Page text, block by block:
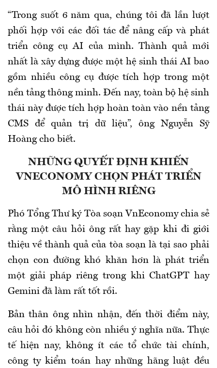
“Trong suốt 6 năm qua, chúng tôi đã lần lượt
phối hợp với các đối tác để nâng cấp và phát
triển công cụ AI của mình. Thành quả mới
nhất là xây dựng được một hệ sinh thái AI bao
gồm nhiều công cụ được tích hợp trong một
nền tảng thông minh. Đến nay, toàn bộ hệ sinh
thái này được tích hợp hoàn toàn vào nền tảng
CMS để quản trị dữ liệu”, ông Nguyễn Sỹ
Hoàng cho biết.
NHỮNG QUYẾT ĐỊNH KHIẾN
VNECONOMY CHỌN PHÁT TRIỂN
MÔ HÌNH RIÊNG
Phó Tổng Thư ký Tòa soạn VnEconomy chia sẻ
rằng một câu hỏi ông rất hay gặp khi đi giới
thiệu về thành quả của tòa soạn là tại sao phải
chọn con đường khó khăn hơn là phát triển
một giải pháp riêng trong khi ChatGPT hay
Gemini đã làm rất tốt rồi.
Bản thân ông nhìn nhận, đến thời điểm này,
câu hỏi đó không còn nhiều ý nghĩa nữa. Thực
tế hiện nay, không ít các tổ chức tài chính,
công ty kiểm toán hay những hãng luật đều